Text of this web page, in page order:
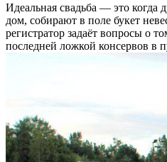
Идеальная свадьба — это когда
дом, собирают в поле букет
регистратор задаёт вопросы о
последней ложкой консервов в